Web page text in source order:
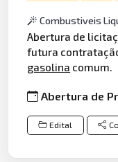
Combustiveis
Abertura de
futura
gasolina comum.
Abertura de
Edital